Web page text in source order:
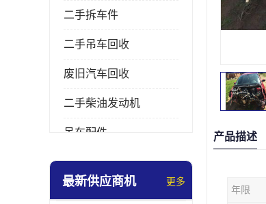
二手拆车件
二手吊车回收
废旧汽车回收
二手柴油发动机
吊车配件
挖掘机拆车件
最新供应商机 更多
产品描述
年限